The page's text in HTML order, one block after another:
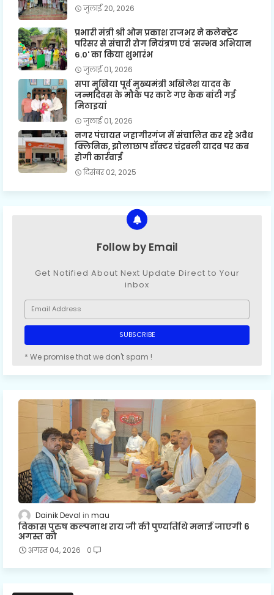
जुलाई 20, 2026
प्रभारी मंत्री श्री ओम प्रकाश राजभर ने कलेक्ट्रेट
परिसर से संचारी रोग नियंत्रण एवं 'सम्भव अभियान
6.0' का किया शुभारंभ
जुलाई 01, 2026
सपा मुखिया पूर्व मुख्यमंत्री अखिलेश यादव के
जन्मदिवस के मौके पर काटे गए केक बांटी गई
मिठाइयां
जुलाई 01, 2026
नगर पंचायत जहागीरगंज में संचालित कर रहे अवैध
क्लिनिक, झोलाछाप डॉक्टर चंद्रबली यादव पर कब
होगी कार्रवाई
दिसंबर 02, 2025
Follow by Email
Get Notified About Next Update Direct to Your
inbox
* We promise that we don't spam !
Dainik Deval mau
विकास पुरुष कल्पनाथ राय जी की पुण्यतिथि मनाई जाएगी 6
अगस्त को
अगस्त 04, 2026 0